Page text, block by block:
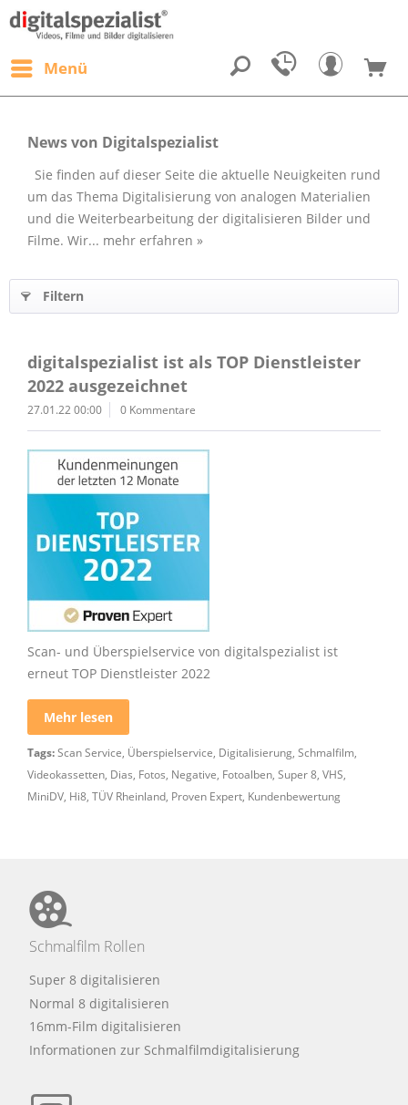
Menü
News von Digitalspezialist
Sie finden auf dieser Seite die aktuelle Neuigkeiten rund
um das Thema Digitalisierung von analogen Materialien
und die Weiterbearbeitung der digitalisieren Bilder und
Filme. Wir... mehr erfahren »
Filtern
digitalspezialist ist als TOP Dienstleister
2022 ausgezeichnet
27.01.22 00:00 0 Kommentare
Scan- und Überspielservice von digitalspezialist ist
erneut TOP Dienstleister 2022
Mehr lesen
Tags:Scan Service, Überspielservice, Digitalisierung, Schmalfilm,
Videokassetten, Dias, Fotos, Negative, Fotoalben, Super 8, VHS,
MiniDV, Hi8, TÜV Rheinland, Proven Expert, Kundenbewertung
Schmalfilm Rollen
Super 8 digitalisieren
Normal 8 digitalisieren
16mm-Film digitalisieren
Informationen zur Schmalfilmdigitalisierung